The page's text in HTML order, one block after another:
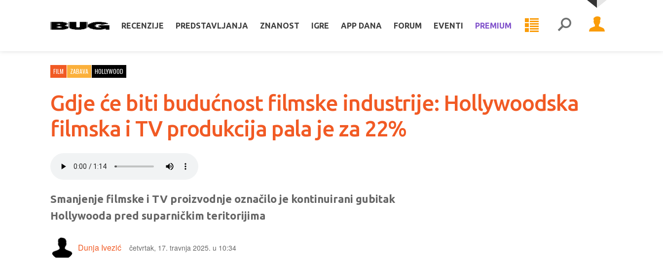
RECENZIJE PREDSTAVLJANJA ZNANOST IGRE APP DANA FORUM EVENTI PREMIUM
FILM ZABAVA HOLLYWOOD
Gdje će biti budućnost filmske industrije: Hollywoodska
filmska i TV produkcija pala je za 22%
Smanjenje filmske i TV proizvodnje označilo je kontinuirani gubitak
Hollywooda pred suparničkim teritorijima
Dunja Ivezić četvrtak, 17. travnja 2025. u 10:34